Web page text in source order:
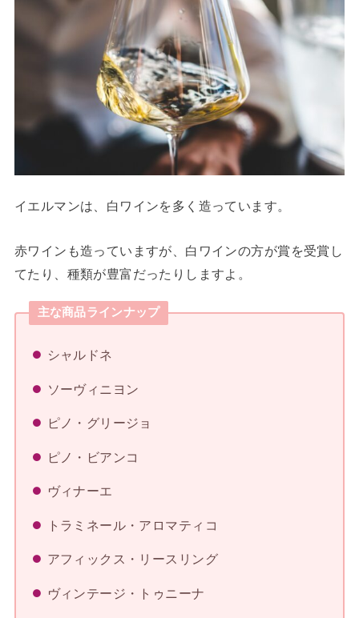
イエルマンは、白ワインを多く造っています。
赤ワインも造っていますが、白ワインの方が賞を受賞し
てたり、種類が豊富だったりしますよ。
主な商品ラインナップ
シャルドネ
ソーヴィニヨン
ピノ・グリージョ
ピノ・ビアンコ
ヴィナーエ
トラミネール・アロマティコ
アフィックス・リースリング
ヴィンテージ・トゥニーナ